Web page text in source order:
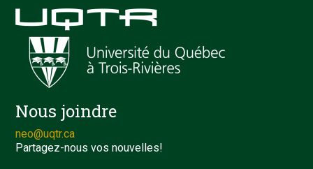
Nous joindre
neo@uqtr.ca
Partagez-nous vos nouvelles!